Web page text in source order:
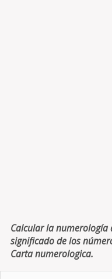
Calcular la numerología
significado de los
Carta numerologica.